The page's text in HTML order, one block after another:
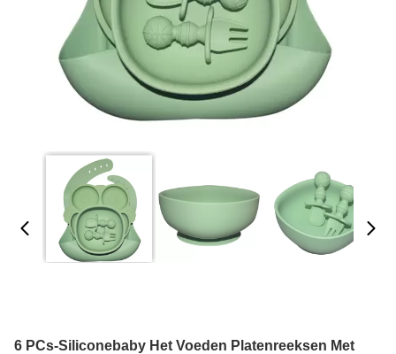
6 PCs-Siliconebaby Het Voeden Platenreeksen Met